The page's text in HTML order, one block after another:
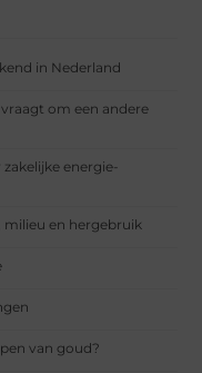
in Nederland
om een andere
energie-
en hergebruik
van goud?